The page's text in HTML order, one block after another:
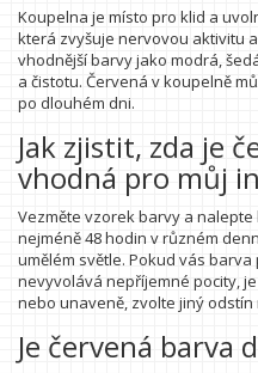
Koupelna je místo pro klid a
která zvyšuje nervovou aktivitu
vhodnější barvy jako modrá,
a čistotu. Červená v koupelně
po dlouhém dni.
Jak zjistit, zda je
vhodná pro můj
Vezměte vzorek barvy a
nejméně 48 hodin v různém
umělém světle. Pokud vás
nevyvolává nepříjemné pocity,
nebo unaveně, zvolte jiný
Je červená barva